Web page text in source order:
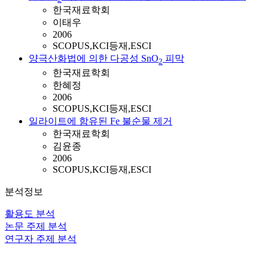
한국재료학회
이태우
2006
SCOPUS,KCI등재,ESCI
양극산화법에 의한 다공성 SnO2 피막
한국재료학회
한혜정
2006
SCOPUS,KCI등재,ESCI
일라이트에 함유된 Fe 불순물 제거
한국재료학회
김윤종
2006
SCOPUS,KCI등재,ESCI
분석정보
활용도 분석
논문 주제 분석
연구자 주제 분석